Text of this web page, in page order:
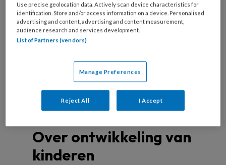
het waren er 91, blijkt uit het jaarlijkse rapport.
Ook het aantal dossiers over fysiek geweld steeg:
van 200 naar 246. Een belangrijk verschil is dat
andere woorden: een kind dat emotioneel
mishandeld wordt, kan weinig verwachten.
Over ontwikkeling van
kinderen
Use precise geolocation data. Actively scan device characteristics for
identification. Store and/or access information on a device. Personalised
advertising and content, advertising and content measurement,
audience research and services development.
List of Partners (vendors)
Manage Preferences
Reject All I Accept